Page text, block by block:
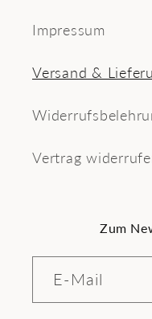
Impressum
Versand &
Vertrag
Zum
E-Mail